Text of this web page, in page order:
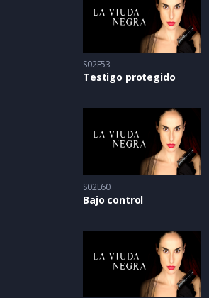
S02E53
Testigo protegido
S02E60
Bajo control